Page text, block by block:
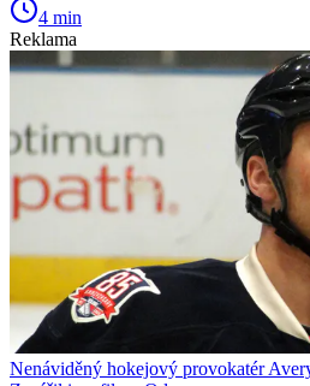
4 min
Reklama
Nenáviděný hokejový provokatér